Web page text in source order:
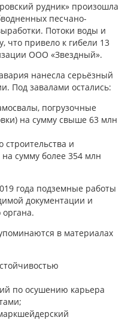
рудник» произошла
песчано-
Потоки воды и
что привело к гибели 13
ООО «Звездный».
нанесла серьёзный
Под завалами остались:
погрузочные
на сумму свыше 63 млн
и
сумму более 354 млн
года подземные работы
документации и
в материалах
по осушению карьера